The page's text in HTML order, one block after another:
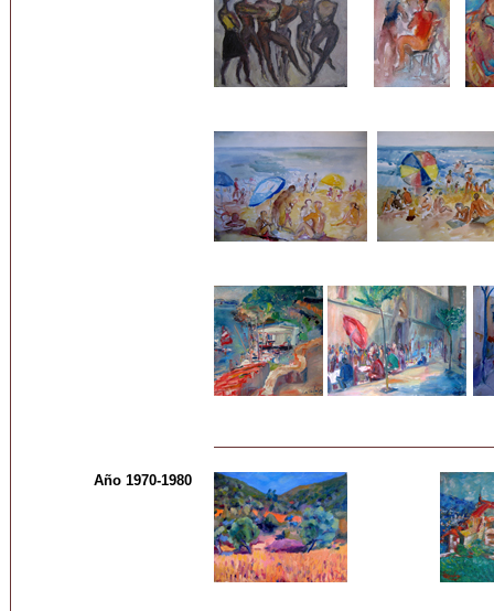
Año 1970-1980